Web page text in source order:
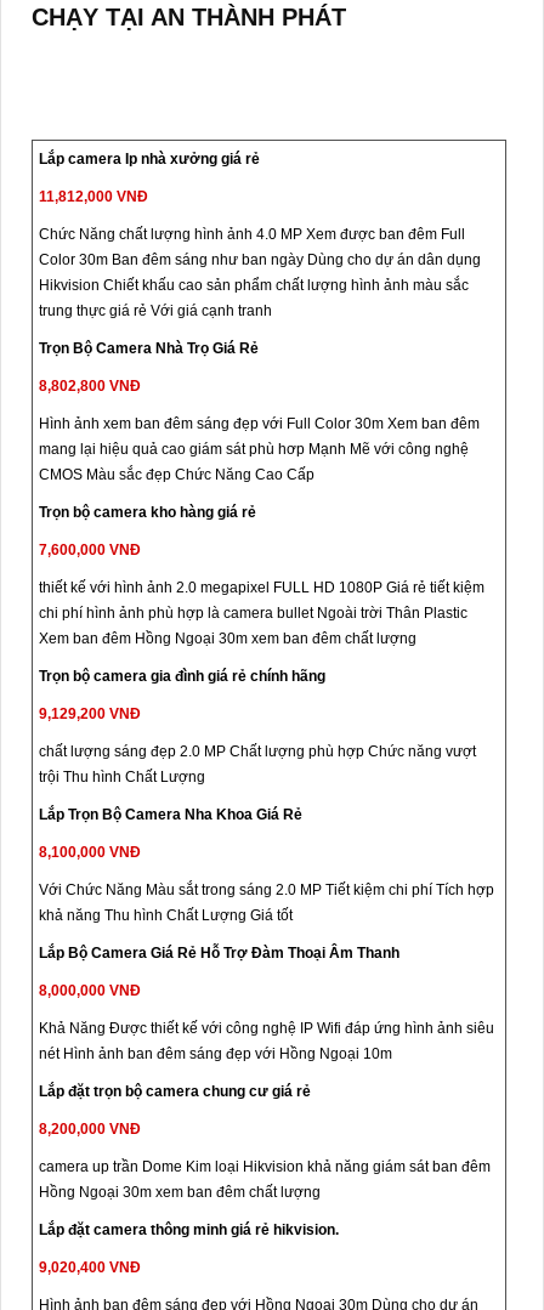
CHẠY TẠI AN THÀNH PHÁT
Lắp camera Ip nhà xưởng giá rẻ
11,812,000 VNĐ
Chức Năng chất lượng hình ảnh 4.0 MP Xem được ban đêm Full
Color 30m Ban đêm sáng như ban ngày Dùng cho dự án dân dụng
Hikvision Chiết khấu cao sản phẩm chất lượng hình ảnh màu sắc
trung thực giá rẻ Với giá cạnh tranh
Trọn Bộ Camera Nhà Trọ Giá Rẻ
8,802,800 VNĐ
Hình ảnh xem ban đêm sáng đẹp với Full Color 30m Xem ban đêm
mang lại hiệu quả cao giám sát phù hơp Mạnh Mẽ với công nghệ
CMOS Màu sắc đẹp Chức Năng Cao Cấp
Trọn bộ camera kho hàng giá rẻ
7,600,000 VNĐ
thiết kế với hình ảnh 2.0 megapixel FULL HD 1080P Giá rẻ tiết kiệm
chi phí hình ảnh phù hợp là camera bullet Ngoài trời Thân Plastic
Xem ban đêm Hồng Ngoại 30m xem ban đêm chất lượng
Trọn bộ camera gia đình giá rẻ chính hãng
9,129,200 VNĐ
chất lượng sáng đẹp 2.0 MP Chất lượng phù hợp Chức năng vượt
trội Thu hình Chất Lượng
Lắp Trọn Bộ Camera Nha Khoa Giá Rẻ
8,100,000 VNĐ
Với Chức Năng Màu sắt trong sáng 2.0 MP Tiết kiệm chi phí Tích hợp
khả năng Thu hình Chất Lượng Giá tốt
Lắp Bộ Camera Giá Rẻ Hỗ Trợ Đàm Thoại Âm Thanh
8,000,000 VNĐ
Khả Năng Được thiết kế với công nghệ IP Wifi đáp ứng hình ảnh siêu
nét Hình ảnh ban đêm sáng đẹp với Hồng Ngoại 10m
Lắp đặt trọn bộ camera chung cư giá rẻ
8,200,000 VNĐ
camera up trần Dome Kim loại Hikvision khả năng giám sát ban đêm
Hồng Ngoại 30m xem ban đêm chất lượng
Lắp đặt camera thông minh giá rẻ hikvision.
9,020,400 VNĐ
Hình ảnh ban đêm sáng đẹp với Hồng Ngoại 30m Dùng cho dự án